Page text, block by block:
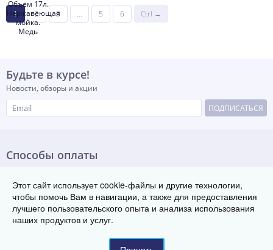
1 2 3 ... 5 6 Ctrl →
Будьте в курсе!
Новости, обзоры и акции
ПОДПИСАТЬСЯ
Способы оплаты
© Группа заводов теплового оборудования «ТЭК»,
ИП "Коваленко", 2016-2026
630073, г. Новосибирск, проспект Карла Маркса, д.57, офис 510/1
Этот сайт использует cookie-файлы и другие технологии,
чтобы помочь Вам в навигации, а также для предоставления
лучшего пользовательского опыта и анализа использования
наших продуктов и услуг.